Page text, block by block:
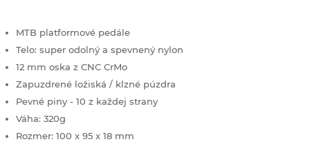
MTB platformové pedále
Telo: super odolný a spevnený nylon
12 mm oska z CNC CrMo
Zapuzdrené ložiská / klzné púzdra
Pevné piny - 10 z každej strany
Váha: 320g
Rozmer: 100 x 95 x 18 mm